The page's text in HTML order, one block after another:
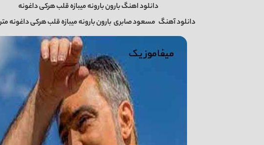
دانلود اهنگ بارون بارونه میبازه قلب هرکی داغونه
دانلود آهنگ مسعود صابریبارون بارونه میبازه قلب هرکی داغونه